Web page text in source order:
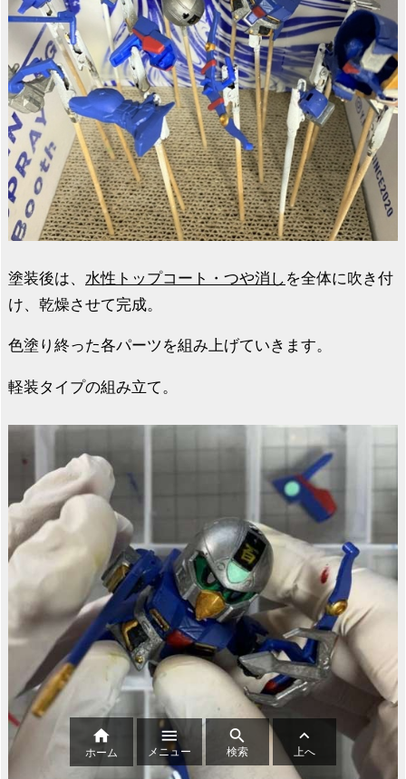
塗装後は、 水性トップコート・つや消し を全体に吹き付
け、乾燥させて完成。
色塗り終った各パーツを組み上げていきます。
軽装タイプの組み立て。

ホーム

メニュー

検索

上へ